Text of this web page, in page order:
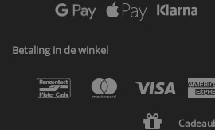
Betaling in de winkel